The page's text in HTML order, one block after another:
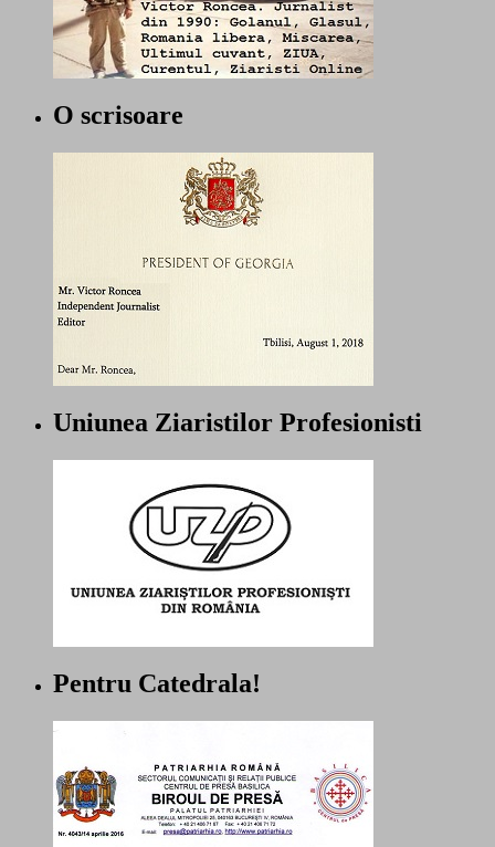
O scrisoare
Uniunea Ziaristilor Profesionisti
Pentru Catedrala!